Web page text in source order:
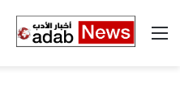
القائمة